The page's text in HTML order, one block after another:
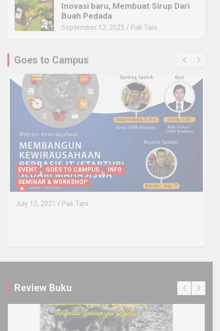
Inovasi baru, Membuat Sirup Dari
Buah Pedada
September 12, 2025 Pak Tani
Goes to Campus
EVENT GOES TO CAMPUS
INFO
SEMINAR & WORKSHOP
July 12, 2021 Pak Tani
Review Buku